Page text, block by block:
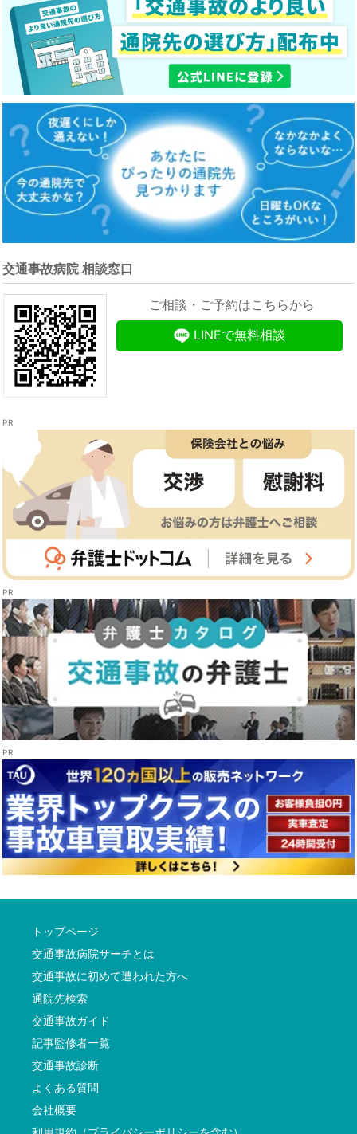
交通事故病院 相談窓口
ご相談・ご予約はこちらから
LINEで無料相談
トップページ
交通事故病院サーチとは
交通事故に初めて遭われた方へ
通院先検索
交通事故ガイド
記事監修者一覧
交通事故診断
よくある質問
会社概要